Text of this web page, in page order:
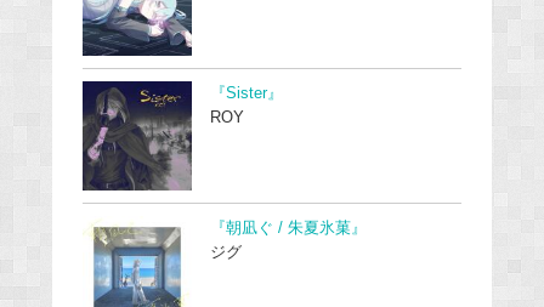
『Sister』
ROY
『朝凪ぐ / 朱夏氷菓』
ジグ